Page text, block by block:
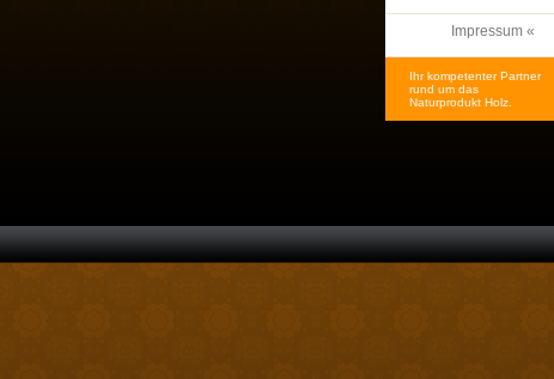
Impressum «
Ihr kompetenter Partner
rund um das
Naturprodukt Holz.